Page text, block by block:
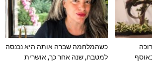
כשהמלחמה שברה אותה היא נכנסה
למטבח, שנה אחר כך, אושרית